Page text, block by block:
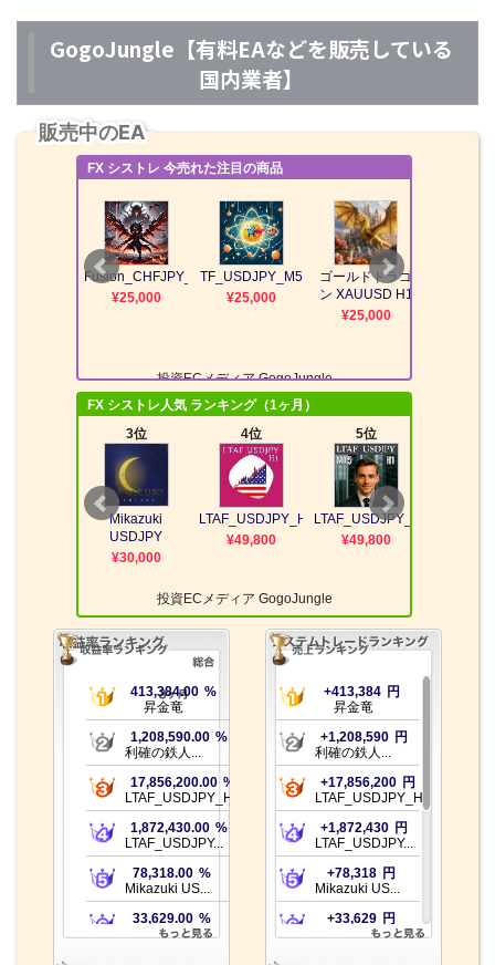
GogoJungle【有料EAなどを販売している
国内業者】
販売中のEA